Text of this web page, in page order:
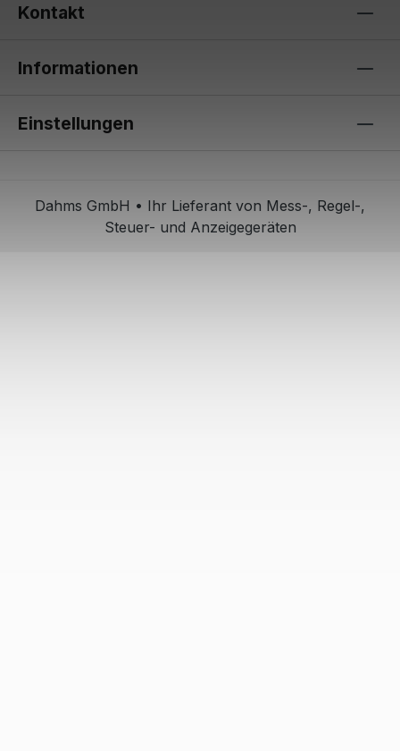
Kontakt
Informationen
Einstellungen
Dahms GmbH • Ihr Lieferant von Mess-, Regel-,
Steuer- und Anzeigegeräten